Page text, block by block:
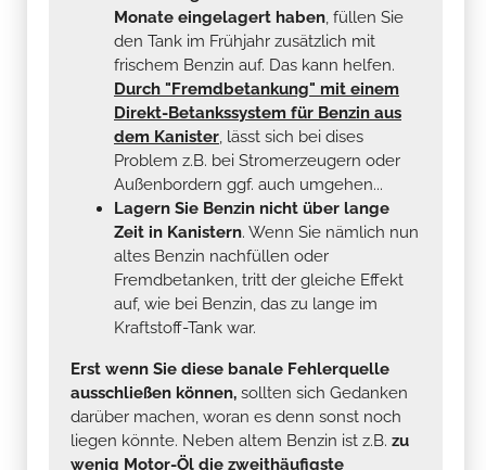
frischem Benzin auf. Das kann helfen.
Durch "Fremdbetankung" mit einem
Direkt-Betankssystem für Benzin aus
dem Kanister, lässt sich bei dises
Problem z.B. bei Stromerzeugern oder
Außenbordern ggf. auch umgehen...
Lagern Sie Benzin nicht über lange
Zeit in Kanistern. Wenn Sie nämlich nun
altes Benzin nachfüllen oder
Fremdbetanken, tritt der gleiche Effekt
auf, wie bei Benzin, das zu lange im
Kraftstoff-Tank war.
Erst wenn Sie diese banale Fehlerquelle
ausschließen können, sollten sich Gedanken
darüber machen, woran es denn sonst noch
liegen könnte. Neben altem Benzin ist z.B.zu
wenig Motor-Öl die zweithäufigste
Fehlerquelle, wenn eigentlich intakte
Kleinmotoren nicht anspringen wollen. Ein